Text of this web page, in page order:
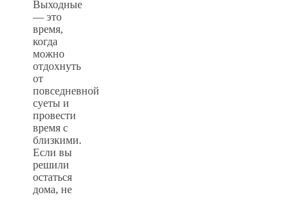
Выходные
— это
время,
когда
можно
отдохнуть
от
повседневной
суеты и
провести
время с
близкими.
Если вы
решили
остаться
дома, не